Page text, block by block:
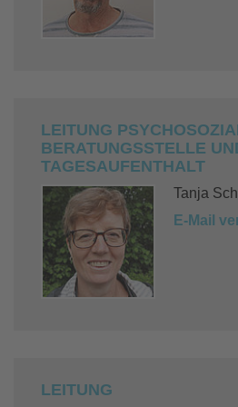
LEITUNG
BERATUNGSSTELLE
TAGESAUFENTHALT
Tanja
E-Mail
LEITUNG